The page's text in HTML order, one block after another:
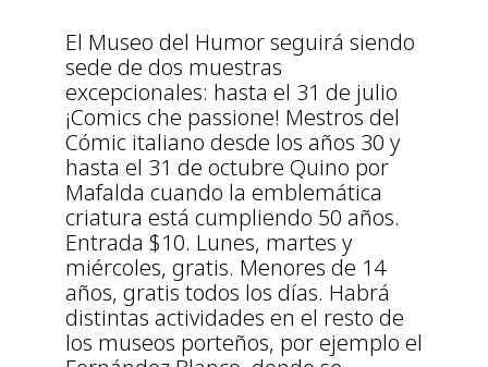
El Museo del Humor seguirá siendo
sede de dos muestras
excepcionales: hasta el 31 de julio
¡Comics che passione! Mestros del
Cómic italiano desde los años 30 y
hasta el 31 de octubre Quino por
Mafalda cuando la emblemática
criatura está cumpliendo 50 años.
Entrada $10. Lunes, martes y
miércoles, gratis. Menores de 14
años, gratis todos los días. Habrá
distintas actividades en el resto de
los museos porteños, por ejemplo el